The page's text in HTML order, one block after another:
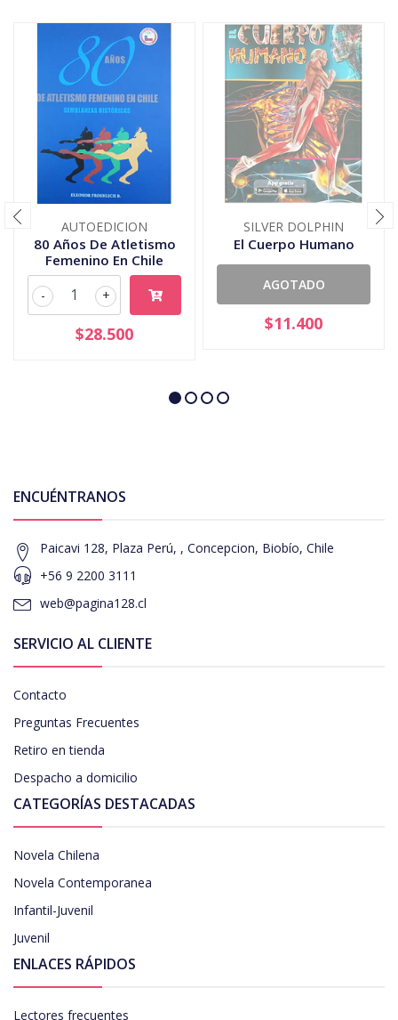
AUTOEDICION
80 Años De Atletismo
Femenino En Chile
+
-
$28.500
SILVER DOLPHIN
El Cuerpo Humano
AGOTADO
$11.400
ENCUÉNTRANOS
Paicavi 128, Plaza Perú, , Concepcion, Biobío, Chile
+56 9 2200 3111
web@pagina128.cl
SERVICIO AL CLIENTE
Contacto
Preguntas Frecuentes
Retiro en tienda
Despacho a domicilio
CATEGORÍAS DESTACADAS
Novela Chilena
Novela Contemporanea
Infantil-Juvenil
Juvenil
ENLACES RÁPIDOS
Lectores frecuentes